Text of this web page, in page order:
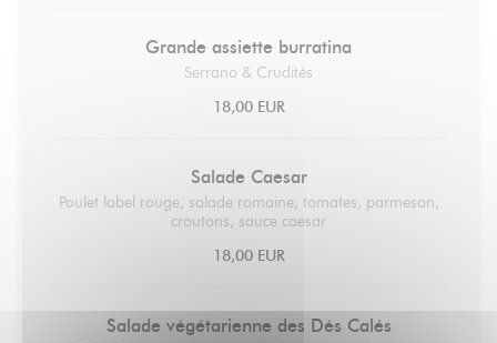
Grande assiette burratina
Serrano & Crudités
18,00 EUR
Salade Caesar
Poulet label rouge, salade romaine, tomates, parmesan,
croutons, sauce caesar
18,00 EUR
Salade végétarienne des Dés Calés